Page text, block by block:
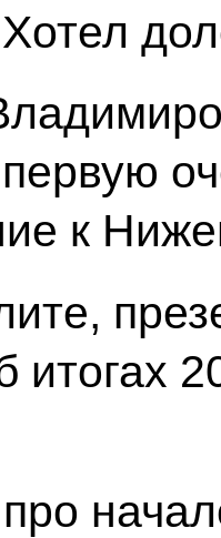
Хотел
к
итогах